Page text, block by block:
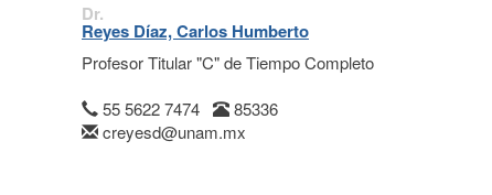
Dr.
Reyes Díaz, Carlos Humberto
Profesor Titular "C" de Tiempo Completo
55 5622 7474
85336
creyesd@unam.mx